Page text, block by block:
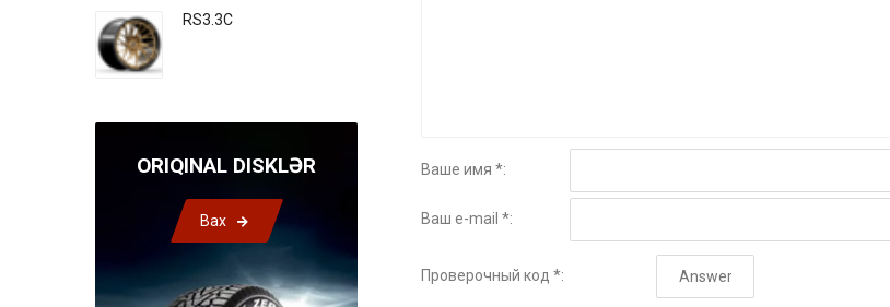
Ваше имя *:
Ваш e-mail *:
Проверочный код *:
RS3.3C
ORIQINAL DISKLƏR
Bax